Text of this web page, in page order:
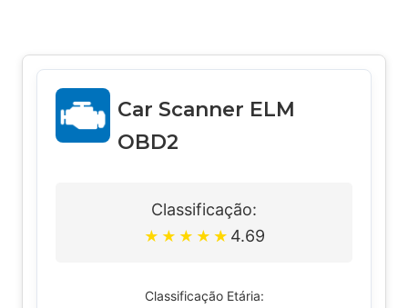
Car Scanner ELM
OBD2
Classificação:
★ ★ ★ ★ ★ 4.69
Classificação Etária: